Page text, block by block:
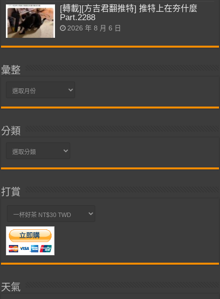
[轉載][方吉君翻推特] 推特上在夯什麼
Part.2288
2026 年 8 月 6 日
彙整
彙
分類
分
打賞
天氣